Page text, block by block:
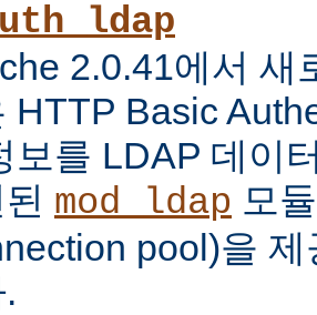
2.0.41에서 새
HTTP Basic
보를 LDAP 데이
mod_ldap 모
pool)을